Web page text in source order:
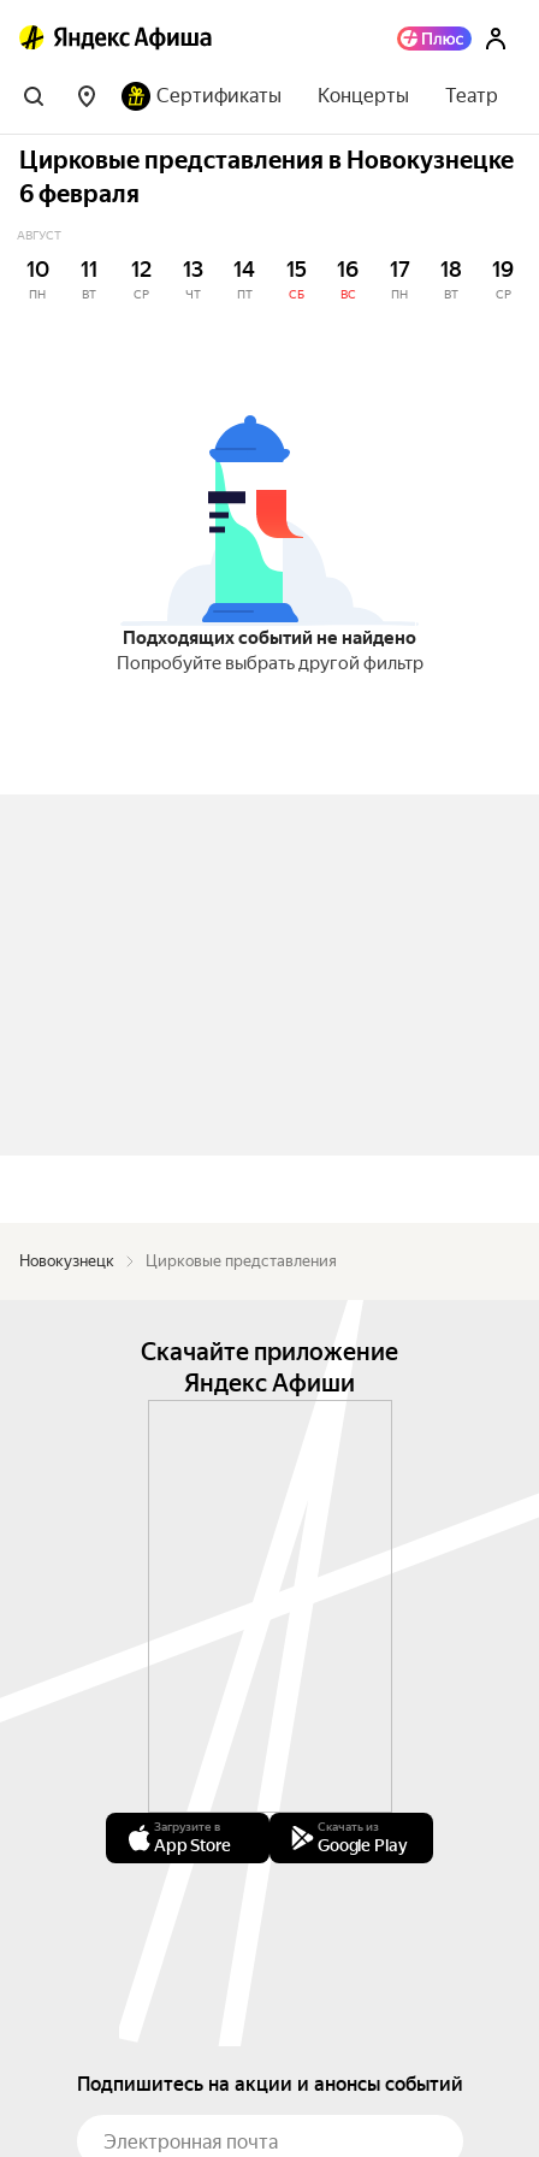
Сертификаты Концерты Театр
Цирковые представления в Новокузнецке
6 февраля
АВГУСТ
10
ПН
11
ВТ
12
СР
13
ЧТ
14
ПТ
15
СБ
16
ВС
17
ПН
18
ВТ
19
СР
Подходящих событий не найдено
Попробуйте выбрать другой фильтр
Новокузнецк Цирковые представления
Скачайте приложение
Яндекс Афиши
Загрузите в
App Store
Скачать из
Google Play
Подпишитесь на акции и анонсы событий